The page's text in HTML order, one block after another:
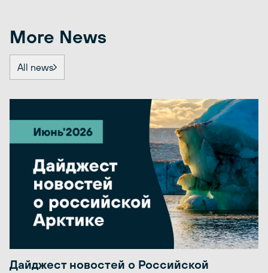
More News
All news
Дайджест новостей о Российской